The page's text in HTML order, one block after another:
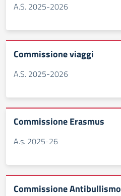
A.S. 2025-2026
Commissione viaggi
A.S. 2025-2026
Commissione Erasmus
A.s. 2025-26
Commissione Antibullismo